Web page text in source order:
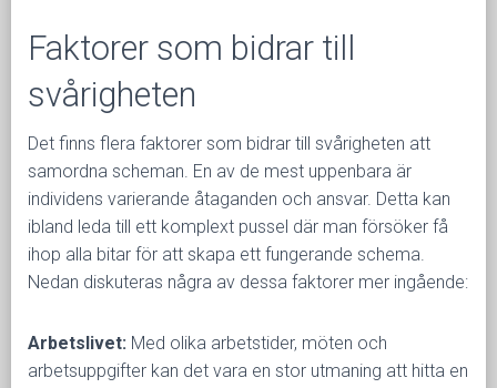
Faktorer som bidrar till
svårigheten
Det finns flera faktorer som bidrar till svårigheten att
samordna scheman. En av de mest uppenbara är
individens varierande åtaganden och ansvar. Detta kan
ibland leda till ett komplext pussel där man försöker få
ihop alla bitar för att skapa ett fungerande schema.
Nedan diskuteras några av dessa faktorer mer ingående:
Arbetslivet: Med olika arbetstider, möten och
arbetsuppgifter kan det vara en stor utmaning att hitta en